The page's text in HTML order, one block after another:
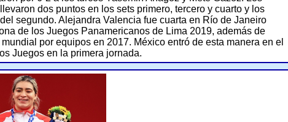
dos puntos en los sets primero, tercero y cuarto y los
segundo. Alejandra Valencia fue cuarta en Río de Janeiro
de los Juegos Panamericanos de Lima 2019, además de
por equipos en 2017. México entró de esta manera en el
Juegos en la primera jornada.